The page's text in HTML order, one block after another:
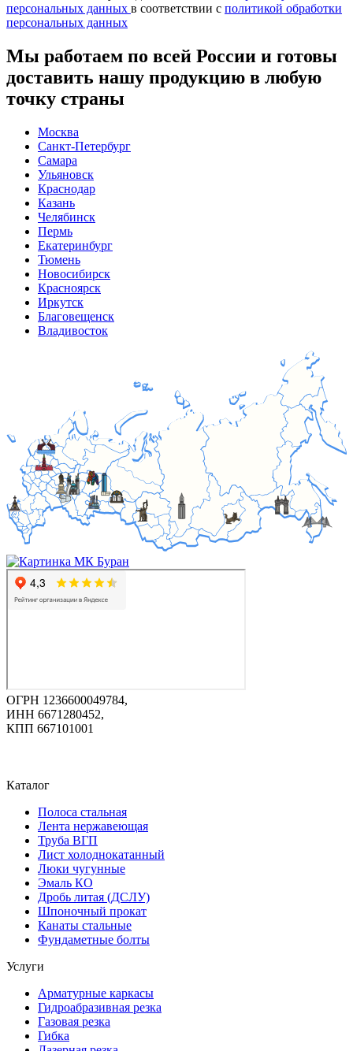
персональных данных в соответствии с политикой обработки
персональных данных
Мы работаем по всей России и готовы
доставить нашу продукцию в любую
точку страны
Москва
Санкт-Петербург
Самара
Ульяновск
Краснодар
Казань
Челябинск
Пермь
Екатеринбург
Тюмень
Новосибирск
Красноярск
Иркутск
Благовещенск
Владивосток
ОГРН 1236600049784,
ИНН 6671280452,
КПП 667101001
Каталог
Полоса стальная
Лента нержавеющая
Труба ВГП
Лист холоднокатанный
Люки чугунные
Эмаль КО
Дробь литая (ДСЛУ)
Шпоночный прокат
Канаты стальные
Фундаметные болты
Услуги
Арматурные каркасы
Гидроабразивная резка
Газовая резка
Гибка